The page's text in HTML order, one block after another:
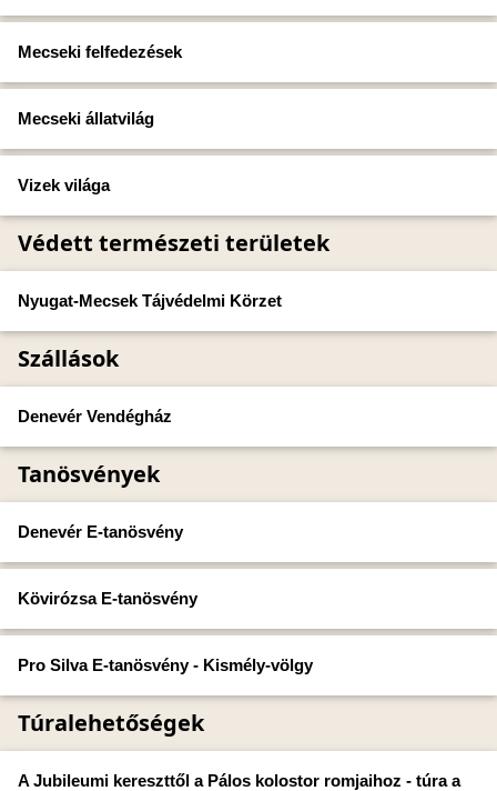
Mecseki felfedezések
Mecseki állatvilág
Vizek világa
Védett természeti területek
Nyugat-Mecsek Tájvédelmi Körzet
Szállások
Denevér Vendégház
Tanösvények
Denevér E-tanösvény
Kövirózsa E-tanösvény
Pro Silva E-tanösvény - Kismély-völgy
Túralehetőségek
A Jubileumi kereszttől a Pálos kolostor romjaihoz - túra a